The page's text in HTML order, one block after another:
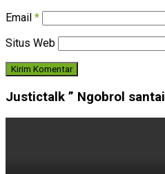
Email *
Situs Web
Justictalk ” Ngobrol